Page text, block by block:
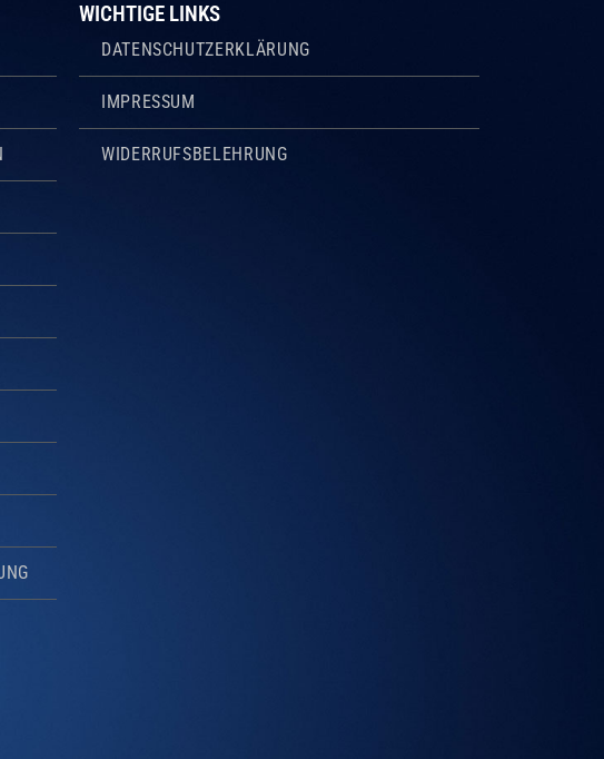
WICHTIGE LINKS
DATENSCHUTZERKLÄRUNG
IMPRESSUM
WIDERRUFSBELEHRUNG